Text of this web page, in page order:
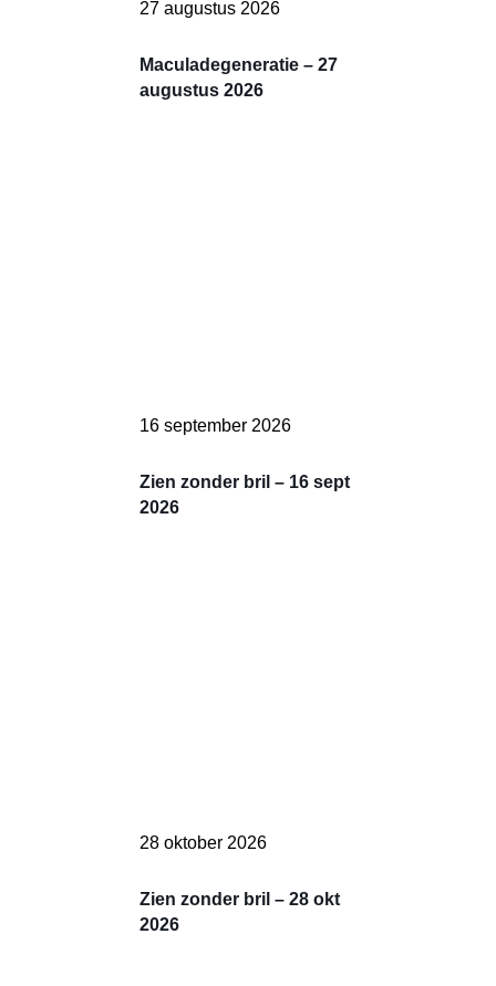
27 augustus 2026
Maculadegeneratie – 27
augustus 2026
16 september 2026
Zien zonder bril – 16 sept
2026
28 oktober 2026
Zien zonder bril – 28 okt
2026